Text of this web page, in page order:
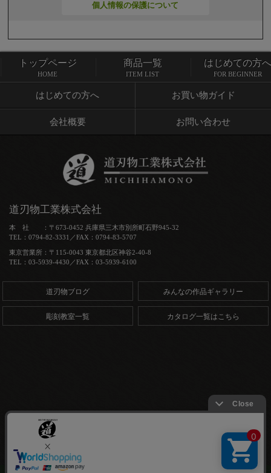
個人情報の保護について
トップページ 商品一覧
はじめての方へ お買い物ガイド
会社概要 お問い合わせ
トップページ
HOME
商品一覧
ITEM LIST
はじめての方へ
FOR BEGINNER
道刃物工業株式会社
本 社 ：〒673-0452 兵庫県三木市別所町石野945-32
TEL：0794-82-3331／FAX：0794-83-5707
東京営業所：〒115-0043 東京都北区神谷2-40-8
TEL：03-5939-4430／FAX：03-5939-6100
道刃物ブログ みんなの作品ギャラリー
彫刻教室一覧 カタログ一覧はこちら
Copyright (C) 道刃物工業株式会社. All Rights Reserved.